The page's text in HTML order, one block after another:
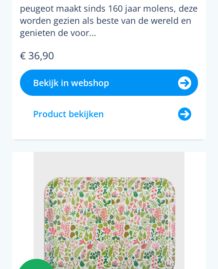
peugeot maakt sinds 160 jaar molens, deze
worden gezien als beste van de wereld en
genieten de voor...
€ 36,90
Bekijk in webshop
Product bekijken